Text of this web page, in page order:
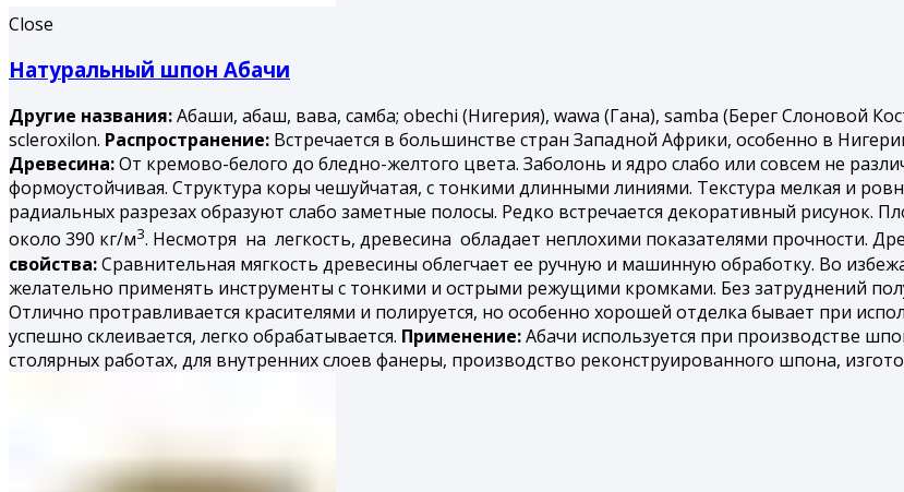
Close
Натуральный шпон Абачи
Другие названия:Абаши, абаш, вава, самба; obechi (Нигерия), wawa (Гана), samba (Берег Слоновой
scleroxilon. Распространение: Встречается в большинстве стран Западной Африки, особенно в
Древесина:От кремово-белого до бледно-желтого цвета. Заболонь и ядро слабо или совсем не
формоустойчивая. Структура коры чешуйчатая, с тонкими длинными линиями. Текстура мелкая и
радиальных разрезах образуют слабо заметные полосы. Редко встречается декоративный рисунок.
около 390 кг/м3. Несмотря на легкость, древесина обладает неплохими показателями прочности.
свойства:Сравнительная мягкость древесины облегчает ее ручную и машинную обработку. Во
желательно применять инструменты с тонкими и острыми режущими кромками. Без затруднений
Отлично протравливается красителями и полируется, но особенно хорошей отделка бывает при
успешно склеивается, легко обрабатывается. Применение:Абачи используется при производстве
столярных работах, для внутренних слоев фанеры, производство реконструированного шпона,